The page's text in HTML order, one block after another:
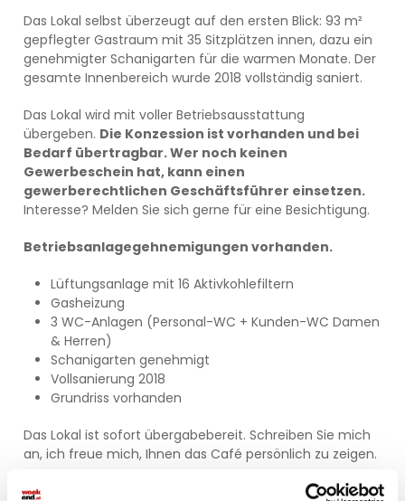
Das Lokal selbst überzeugt auf den ersten Blick: 93 m²
gepflegter Gastraum mit 35 Sitzplätzen innen, dazu ein
genehmigter Schanigarten für die warmen Monate. Der
gesamte Innenbereich wurde 2018 vollständig saniert.
Das Lokal wird mit voller Betriebsausstattung
übergeben. Die Konzession ist vorhanden und bei
Bedarf übertragbar. Wer noch keinen
Gewerbeschein hat, kann einen
gewerberechtlichen Geschäftsführer einsetzen.
Interesse? Melden Sie sich gerne für eine Besichtigung.
Betriebsanlagegehnemigungen vorhanden.
Lüftungsanlage mit 16 Aktivkohlefiltern
Gasheizung
3 WC-Anlagen (Personal-WC + Kunden-WC Damen
& Herren)
Schanigarten genehmigt
Vollsanierung 2018
Grundriss vorhanden
Das Lokal ist sofort übergabebereit. Schreiben Sie mich
an, ich freue mich, Ihnen das Café persönlich zu zeigen.
📧g.andrianjatovo@dieimmobilienmeisterei.at